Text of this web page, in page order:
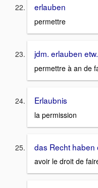
erlauben
permettre
jdm. erlauben
permettre à an de
Erlaubnis
la permission
das Recht haben
avoir le droit de